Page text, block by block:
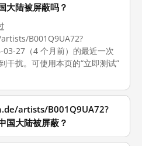
大陆被屏蔽吗？
B001Q9UA72?
27（4 个月前）的最近一次
干扰。可使用本页的“立即测试”
artists/B001Q9UA72?
国大陆被屏蔽？